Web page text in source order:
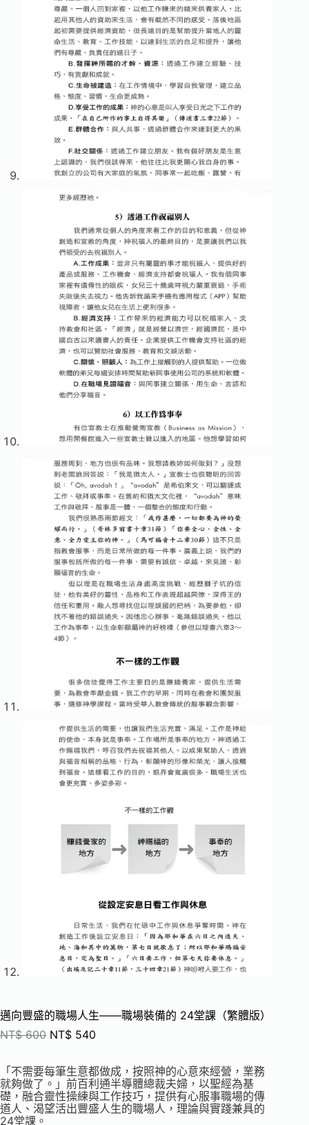
邁向豐盛的職場人生——職場裝備的 24堂課（繁體版）
NT$600 NT$ 540
「不需要每筆生意都做成，按照神的心意來經營，業務
就夠做了。」前百利通半導體總裁夫婦，以聖經為基
礎，融合靈性操練與工作技巧，提供有心服事職場的傳
道人、渴望活出豐盛人生的職場人，理論與實踐兼具的
24堂課。